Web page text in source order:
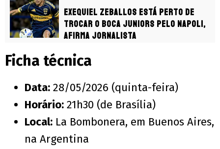
Exequiel Zeballos está perto de
trocar o Boca Juniors pelo Napoli,
afirma jornalista
Ficha técnica
Data: 28/05/2026 (quinta-feira)
Horário: 21h30 (de Brasília)
Local: La Bombonera, em Buenos Aires,
na Argentina